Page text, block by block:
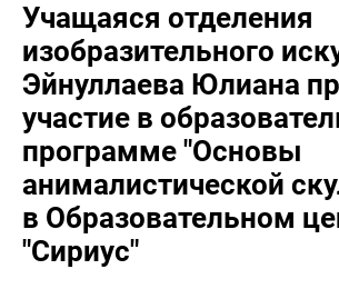
Учащаяся отделения
изобразительного
Эйнуллаева Юлиана
участие в
программе "Основы
анималистической
в Образовательном
"Сириус"